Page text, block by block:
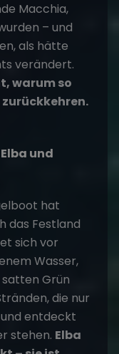
Macchia,
– und
als hätte
verändert.
warum so
und
hat
das Festland
sich vor
Wasser,
Grün
die nur
entdeckt
stehen. Elba